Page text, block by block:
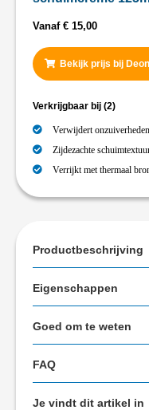
Vanaf € 15,00
Bekijk prijs bij
Verkrijgbaar bij (2)
Verwijdert
Zijdezachte
Verrijkt met thermaal
Productbeschrijving
Eigenschappen
Goed om te weten
FAQ
Je vindt dit artikel in